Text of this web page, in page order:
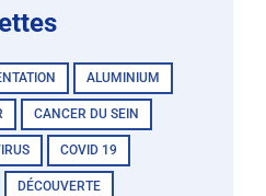
ALUMINIUM
CANCER DU SEIN
COVID 19
DÉCOUVERTE